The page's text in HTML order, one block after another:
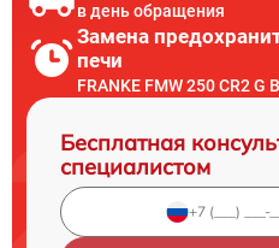
в день обращения
Замена
печи
FRANKE FMW 250 CR2 G
Бесплатная
специалистом